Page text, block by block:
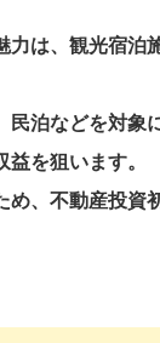
力は、観光宿泊
民泊などを対象
を狙います。
め、不動産投資